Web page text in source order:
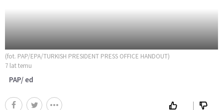
(fot. PAP/EPA/TURKISH PRESIDENT PRESS OFFICE HANDOUT)
7 lat temu
PAP/ ed